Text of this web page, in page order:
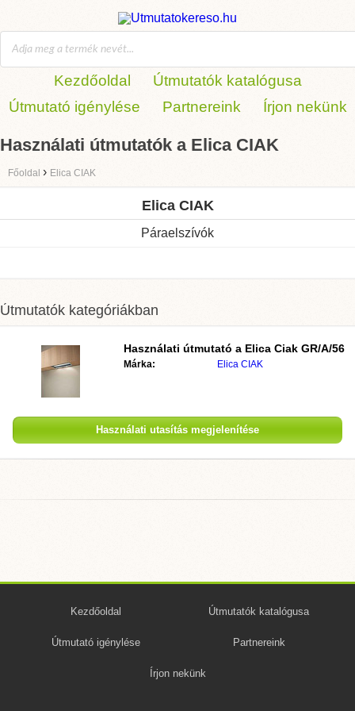
Kezdőoldal
Útmutatók katalógusa
Útmutató igénylése
Partnereink Írjon nekünk
Használati útmutatók a Elica CIAK
Főoldal › Elica CIAK
Elica CIAK
Páraelszívók
Útmutatók kategóriákban
Használati útmutató a Elica Ciak GR/A/56
Márka: Elica CIAK
Használati utasítás megjelenítése
Kezdőoldal Útmutatók katalógusa
Útmutató igénylése Partnereink
Írjon nekünk